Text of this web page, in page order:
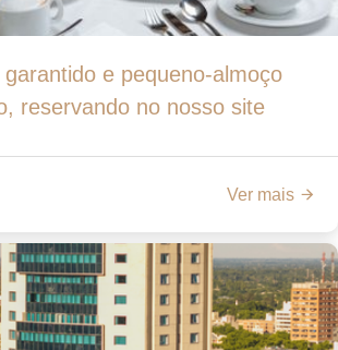
e pequeno-almoço
reservando no nosso site
Ver mais